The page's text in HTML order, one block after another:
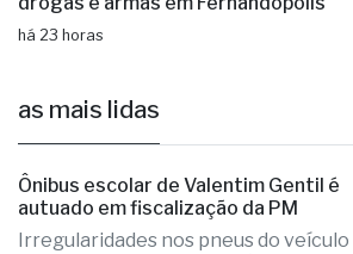
Acusado é preso com mais de 6 kg de
drogas e armas em Fernandópolis
as mais lidas
Ônibus escolar de Valentim Gentil é
autuado em fiscalização da PM